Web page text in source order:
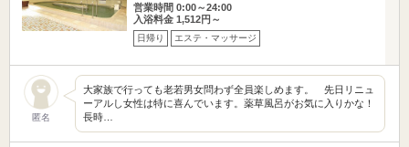
営業時間 0:00～24:00
入浴料金 1,512円～
日帰り エステ・マッサージ
匿名
大家族で行っても老若男女問わず全員楽しめます。 先日リニュ
ーアルし女性は特に喜んでいます。薬草風呂がお気に入りかな！
長時…